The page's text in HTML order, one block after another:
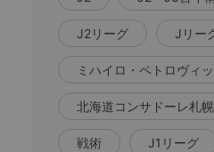
J2リーグ Jリー
ミハイロ・ペトロヴィ
北海道コンサドーレ札幌
戦術 J1リーグ